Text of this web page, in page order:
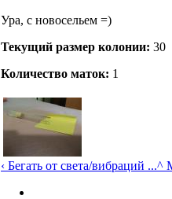
Ура, с новосельем =)
Текущий размер кoлонии: 30
Количество маток: 1
‹ Бегать от света/вибраций ...^